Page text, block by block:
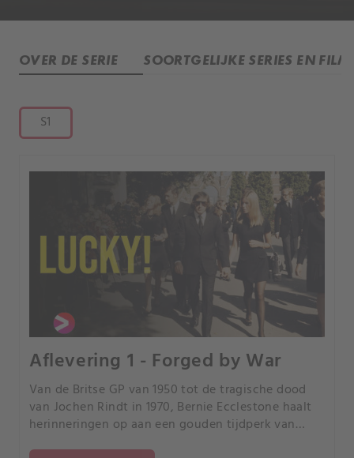
OVER DE SERIE SOORTGELIJKE SERIES EN
S1
Aflevering 1 - Forged by War
Van de Britse GP van 1950 tot de tragische dood
van Jochen Rindt in 1970, Bernie Ecclestone haalt
herinneringen op aan een gouden tijdperk van